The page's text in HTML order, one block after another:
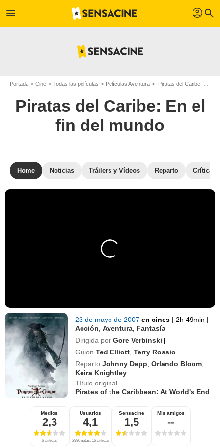
menu profil search
Portada Cine Todas las películas Películas Aventura Piratas del Caribe: En el fin del mundo
Piratas del Caribe: En el
fin del mundo
Home Noticias Tráilers y Vídeos Reparto Críticas
23 de mayo de 2007en cines | 2h 49min |
Acción ,Aventura Fantasía
Dirigida por Gore Verbinski |
Guion Ted Elliott ,Terry Rossio
Reparto Johnny Depp ,Orlando Bloom
Keira Knightley
Título original
Pirates of the Caribbean: At World's End
Medios
2,3
6 críticas
Usuarios
4,1
2990 notas, 16 críticas
Sensacine
1,5
Mis amigos
--